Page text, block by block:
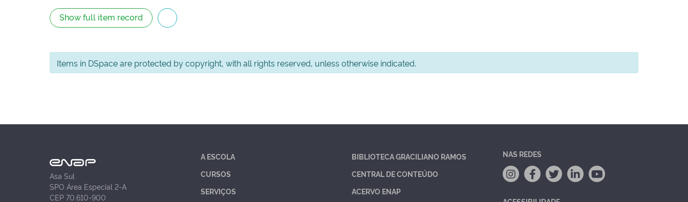
Show full item record
Items in DSpace are protected by copyright, with all rights reserved, unless otherwise indicated.
Asa Sul
SPO Área Especial 2-A
CEP 70.610-900
A ESCOLA
CURSOS
SERVIÇOS
BIBLIOTECA GRACILIANO RAMOS
CENTRAL DE CONTEÚDO
ACERVO ENAP
NAS REDES